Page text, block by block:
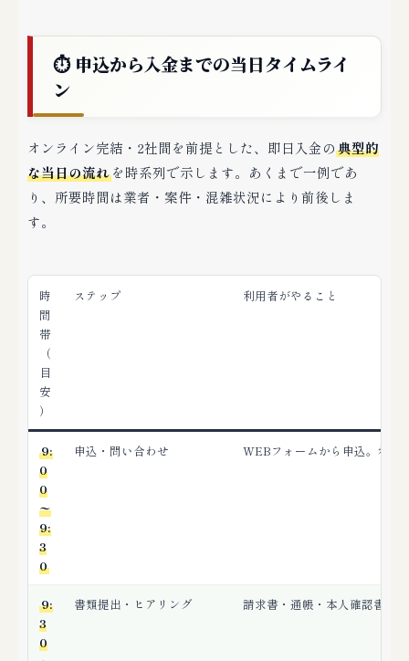
⏱ 申込から入金までの当日タイムライ
ン
オンライン完結・2社間を前提とした、即日入金の典型的
な当日の流れを時系列で示します。あくまで一例であ
り、所要時間は業者・案件・混雑状況により前後しま
す。
時
間
帯
（
目
安
）
ステップ 利用者がやること
9:
0
0
〜
9:
3
0
申込・問い合わせ WEBフォームから申込。希望
9:
3
0
書類提出・ヒアリング 請求書・通帳・本人確認書類